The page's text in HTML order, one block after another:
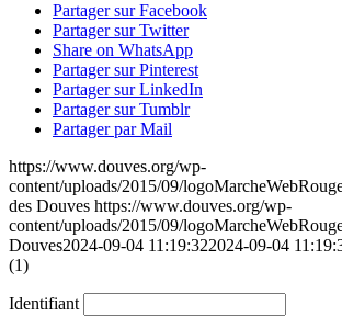
Partager sur Facebook
Partager sur Twitter
Share on WhatsApp
Partager sur Pinterest
Partager sur LinkedIn
Partager sur Tumblr
Partager par Mail
https://www.douves.org/wp-
content/uploads/2015/09/
des Douves https://www.douves.org/wp-
content/uploads/2015/09/
Douves2024-09-04 11:19:322024-09-04
(1)
Identifiant